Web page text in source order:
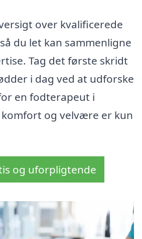
over kvalificerede
du let kan sammenligne
Tag det første skridt
i dag ved at udforske
en fodterapeut i
komfort og velvære er kun
og uforpligtende